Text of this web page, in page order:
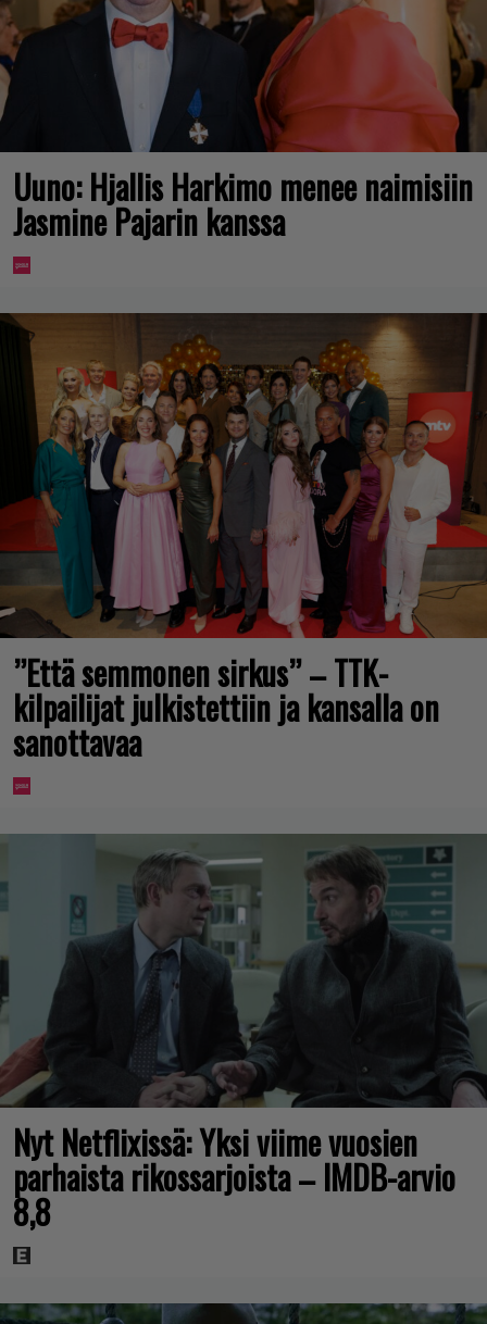
Uuno: Hjallis Harkimo menee naimisiin
Jasmine Pajarin kanssa
”Että semmonen sirkus” – TTK-
kilpailijat julkistettiin ja kansalla on
sanottavaa
Nyt Netflixissä: Yksi viime vuosien
parhaista rikossarjoista – IMDB-arvio
8,8